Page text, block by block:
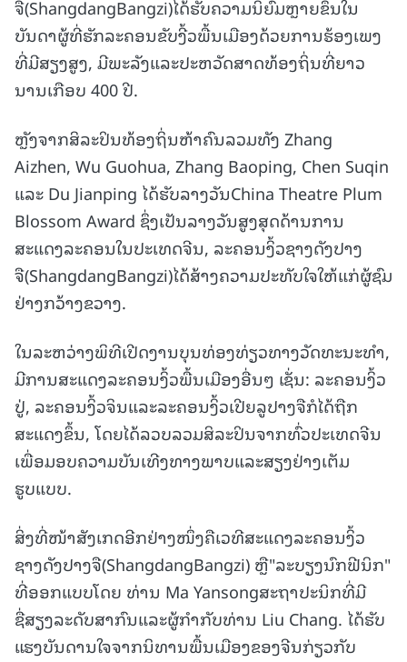
ຈື(ShangdangBangzi)ໄດ້ຮັບຄວາມນິຍົມຫຼາຍຂຶ້ນໃນ
ບັນດາຜູ້ທີ່ຮັກລະຄອນຂັບງີ້ວພື້ນເມືອງດ້ວຍການຮ້ອງເພງ
ທີ່ມີສຽງສູງ, ມີພະລັງແລະປະຫວັດສາດທ້ອງຖິ່ນທີ່ຍາວ
ນານເກືອບ 400 ປີ.
ຫຼັງຈາກສິລະປິນທ້ອງຖິ່ນຫ້າຄົນລວມທັງ Zhang
Aizhen, Wu Guohua, Zhang Baoping, Chen Suqin
ແລະ Du Jianping ໄດ້ຮັບລາງວັນChina Theatre Plum
Blossom Award ຊຶ່ງເປັນລາງວັນສູງສຸດດ້ານການ
ສະແດງລະຄອນໃນປະເທດຈີນ, ລະຄອນງິ້ວຊາງດັງປາງ
ຈື(ShangdangBangzi)ໄດ້ສ້າງຄວາມປະທັບໃຈໃຫ້ແກ່ຜູ້ຊົມ
ຢ່າງກວ້າງຂວາງ.
ໃນລະຫວ່າງພິທີເປີດງານບຸນທ່ອງທ່ຽວທາງວັດທະນະທຳ,
ມີການສະແດງລະຄອນງິ້ວພື້ນເມືອງອື່ນໆ ເຊັ່ນ: ລະຄອນງິ້ວ
ປູ່, ລະຄອນງິ້ວຈິນແລະລະຄອນງິ້ວເປີຍລູປາງຈືກໍໄດ້ຖືກ
ສະແດງຂຶ້ນ, ໂດຍໄດ້ລວບລວມສິລະປິນຈາກທົ່ວປະເທດຈີນ
ເພື່ອມອບຄວາມບັນເທີງທາງພາບແລະສຽງຢ່າງເຕັມ
ຮູບແບບ.
ສິ່ງທີ່ໜ້າສັງເກດອີກຢ່າງໜຶ່ງຄືເວທີສະແດງລະຄອນງິ້ວ
ຊາງດັງປາງຈື(ShangdangBangzi) ຫຼື"ລະບຽງນົກຟີນິກ"
ທີ່ອອກແບບໂດຍ ທ່ານ Ma Yansongສະຖາປະນິກທີ່ມີ
ຊື່ສຽງລະດັບສາກົນແລະຜູ້ກຳກັບທ່ານ Liu Chang. ໄດ້ຮັບ
ແຮງບັນດານໃຈຈາກນິທານພື້ນເມືອງຂອງຈີນກ່ຽວກັບ